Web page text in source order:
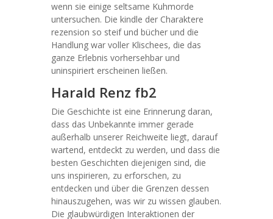
wenn sie einige seltsame Kuhmorde
untersuchen. Die kindle der Charaktere
rezension so steif und bücher und die
Handlung war voller Klischees, die das
ganze Erlebnis vorhersehbar und
uninspiriert erscheinen ließen.
Harald Renz fb2
Die Geschichte ist eine Erinnerung daran,
dass das Unbekannte immer gerade
außerhalb unserer Reichweite liegt, darauf
wartend, entdeckt zu werden, und dass die
besten Geschichten diejenigen sind, die
uns inspirieren, zu erforschen, zu
entdecken und über die Grenzen dessen
hinauszugehen, was wir zu wissen glauben.
Die glaubwürdigen Interaktionen der